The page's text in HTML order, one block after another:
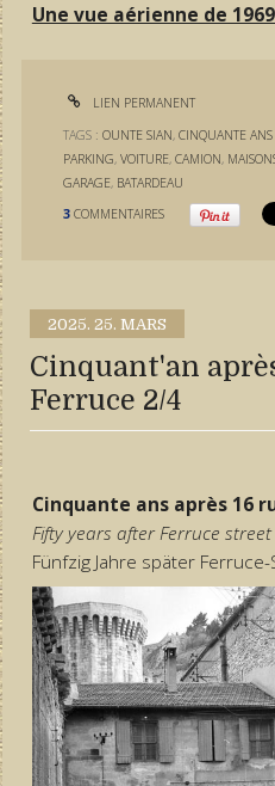
Une vue aérienne de
LIEN PERMANENT
TAGS :OUNTE SIAN,CINQUANTE ANS
PARKING,VOITURE,CAMION,
GARAGE, BATARDEAU
3 COMMENTAIRES
2025. 25. MARS
Cinquant'an
Ferruce 2/4
Cinquante ans après 16
Fifty years after Ferruce
Fünfzig Jahre später